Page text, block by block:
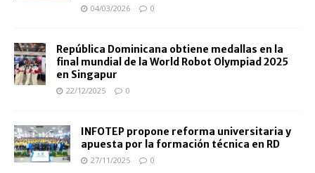
04/03/2026 0
República Dominicana obtiene medallas en la
final mundial de la World Robot Olympiad 2025
en Singapur
22/12/2025 0
INFOTEP propone reforma universitaria y
apuesta por la formación técnica en RD
27/11/2025 0